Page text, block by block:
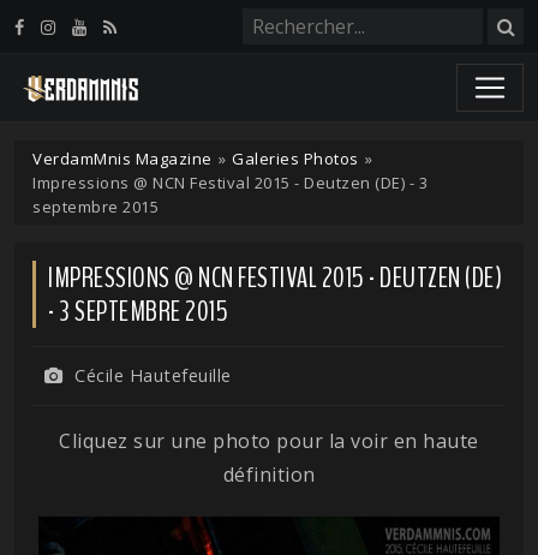
VerdamMnis Magazine » Galeries Photos »
Impressions @ NCN Festival 2015 - Deutzen (DE) - 3
septembre 2015
IMPRESSIONS @ NCN FESTIVAL 2015 - DEUTZEN (DE)
- 3 SEPTEMBRE 2015
Cécile Hautefeuille
Cliquez sur une photo pour la voir en haute
définition
Panneau de gestion des cookies